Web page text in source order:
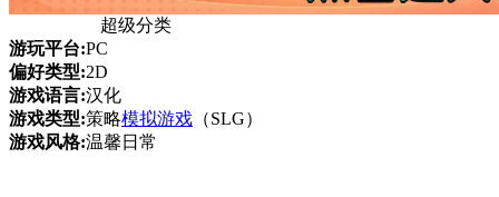
超级分类
游玩平台:PC
偏好类型:2D
游戏语言:汉化
游戏类型:策略模拟游戏 （SLG）
游戏风格:温馨日常